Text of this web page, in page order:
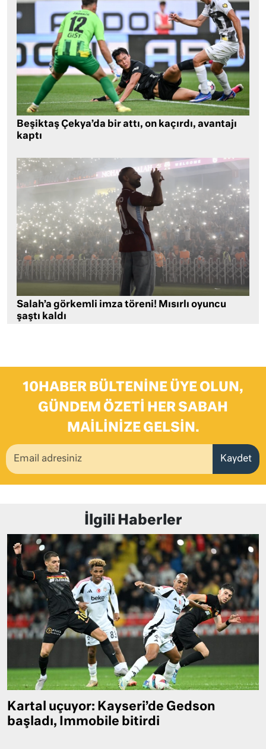
Beşiktaş Çekya’da bir attı, on kaçırdı, avantajı
kaptı
Salah’a görkemli imza töreni! Mısırlı oyuncu
şaştı kaldı
10HABER BÜLTENINE ÜYE OLUN,
GÜNDEM ÖZETI HER SABAH
MAILINIZE GELSIN.
Kaydet
İlgili Haberler
Kartal uçuyor: Kayseri’de Gedson
başladı, Immobile bitirdi